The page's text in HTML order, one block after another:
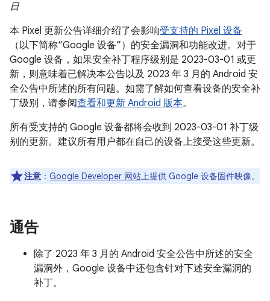
日
本 Pixel 更新公告详细介绍了会影响受支持的 Pixel 设备
（以下简称“Google 设备”）的安全漏洞和功能改进。对于
Google 设备，如果安全补丁程序级别是 2023-03-01 或更
新，则意味着已解决本公告以及 2023 年 3 月的 Android 安
全公告中所述的所有问题。如需了解如何查看设备的安全补
丁级别，请参阅查看和更新 Android 版本。
所有受支持的 Google 设备都将会收到 2023-03-01 补丁级
别的更新。建议所有用户都在自己的设备上接受这些更新。
注意 ： Google Developer 网站上提供 Google 设备固件映像。
通告
除了 2023 年 3 月的 Android 安全公告中所述的安全
漏洞外，Google 设备中还包含针对下述安全漏洞的
补丁。